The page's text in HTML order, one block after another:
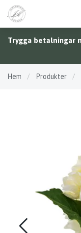
Trygga betalningar
Hem / Produkter /